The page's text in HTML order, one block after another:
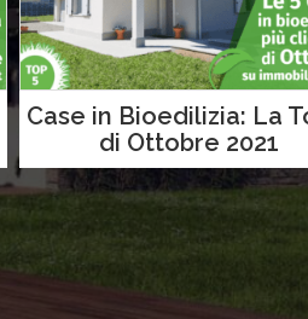
Case in Bioedilizia: La
di Ottobre 2021